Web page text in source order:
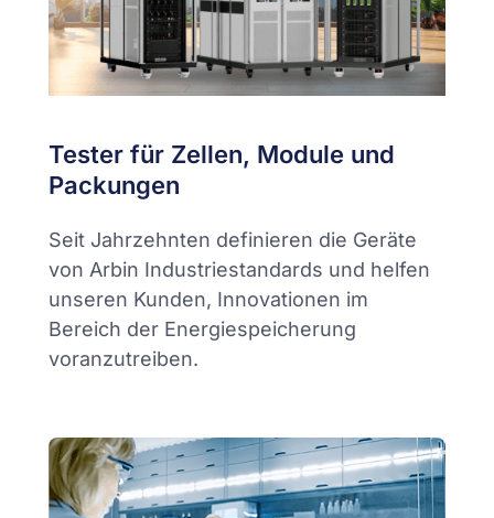
Tester für Zellen, Module und
Packungen
Seit Jahrzehnten definieren die Geräte
von Arbin Industriestandards und helfen
unseren Kunden, Innovationen im
Bereich der Energiespeicherung
voranzutreiben.